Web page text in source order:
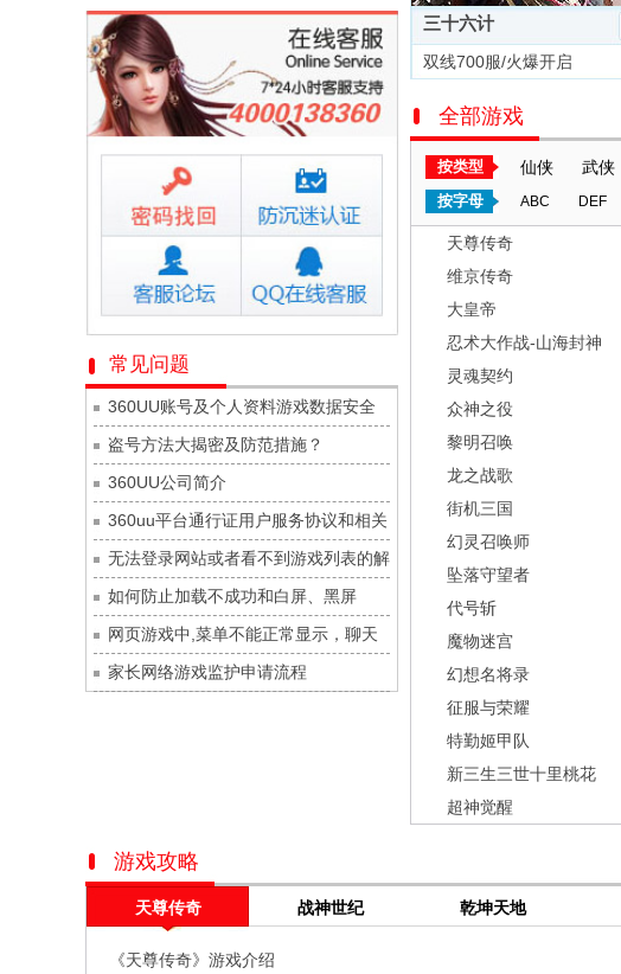
正中靶心
每日新服
今日 10:00点
神兵奇迹
今日 10:00点
微乐捕鱼千炮版每日新服
今日 10:00点
帕瓦勇者传说
每日新服
今日 10:00点
群英风华录
每日新服
今日 10:00点
小小仙王
今日 10:00点
少年名将
每日新服
今日 10:00点
寻龙英雄
今日 10:00点
魔物迷宫
每日新服
今日 10:00点
城防三国志
每日新服
今日 10:00点
九梦仙域
豌豆大作战
每日新服
今日 10:00点
灵魂序章
每日新服
今日 10:00点
冒险守护
每日新服
绝地苍穹
每日新服
今日 10:00点
代号斩
每日新服
今日 10:00点
异星战舰
每日新服
今日 10:00点
云上契约
每日新服
今日 10:00点
梦幻回响
每日新服
今日 10:00点
灵魂契约
山海经异兽录 每日新服
今日 10:00点
仙魔劫
每日新服
今日 9:00点
仙剑奇侠传：新的开始
每日新服
常见问题
360UU账号及个人资料游戏数据安全
盗号方法大揭密及防范措施？
360UU公司简介
360uu平台通行证用户服务协议和相关
的条款和条件
无法登录网站或者看不到游戏列表的解
决方法
如何防止加载不成功和白屏、黑屏
网页游戏中,菜单不能正常显示，聊天
及其它功能不能正常使用的解决办法
家长网络游戏监护申请流程
三十六计
双线700服/火爆开启
全部游戏
按类型 仙侠 武侠
按字母 ABC DEF
天尊传奇
维京传奇
大皇帝
忍术大作战-山海封神
灵魂契约
众神之役
黎明召唤
龙之战歌
街机三国
幻灵召唤师
坠落守望者
代号斩
魔物迷宫
幻想名将录
征服与荣耀
特勤姬甲队
新三生三世十里桃花
超神觉醒
游戏攻略
天尊传奇 战神世纪 乾坤天地
《天尊传奇》游戏介绍